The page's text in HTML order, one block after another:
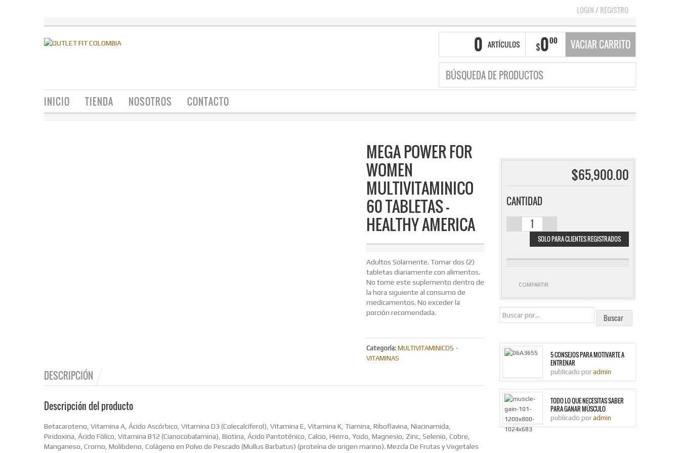
LOGIN/REGISTRO
0 ARTÍCULOS $000 VACIAR CARRITO
INICIO TIENDA NOSOTROS CONTACTO
MEGA POWER FOR
WOMEN
MULTIVITAMINICO
60 TABLETAS –
HEALTHY AMERICA
Adultos Solamente. Tomar dos (2)
tabletas diariamente con alimentos.
No tome este suplemento dentro de
la hora siguiente al consumo de
medicamentos. No exceder la
porción recomendada.
Categoría: MULTIVITAMINICOS -
VITAMINAS
DESCRIPCIÓN
Descripción del producto
Betacaroteno, Vitamina A, Ácido Ascórbico, Vitamina D3 (Colecalciferol), Vitamina E, Vitamina K, Tiamina, Riboflavina, Niacinamida,
Piridoxina, Ácido Fólico, Vitamina B12 (Cianocobalamina), Biotina, Ácido Pantoténico, Calcio, Hierro, Yodo, Magnesio, Zinc, Selenio, Cobre,
Manganeso, Cromo, Molibdeno, Colágeno en Polvo de Pescado (Mullus Barbatus) (proteína de origen marino). Mezcla De Frutas y Vegetales
$65,900.00
CANTIDAD
MEGA POWER FOR
60 TABLETAS -
AMERICA
SOLO PARA CLIENTES REGISTRADOS
COMPARTIR
5 CONSEJOS PARA MOTIVARTE A
ENTRENAR
publicado por admin
TODO LO QUE NECESITAS SABER
PARA GANAR MÚSCULO
publicado por admin